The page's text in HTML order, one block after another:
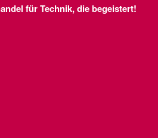
für Technik, die begeistert!